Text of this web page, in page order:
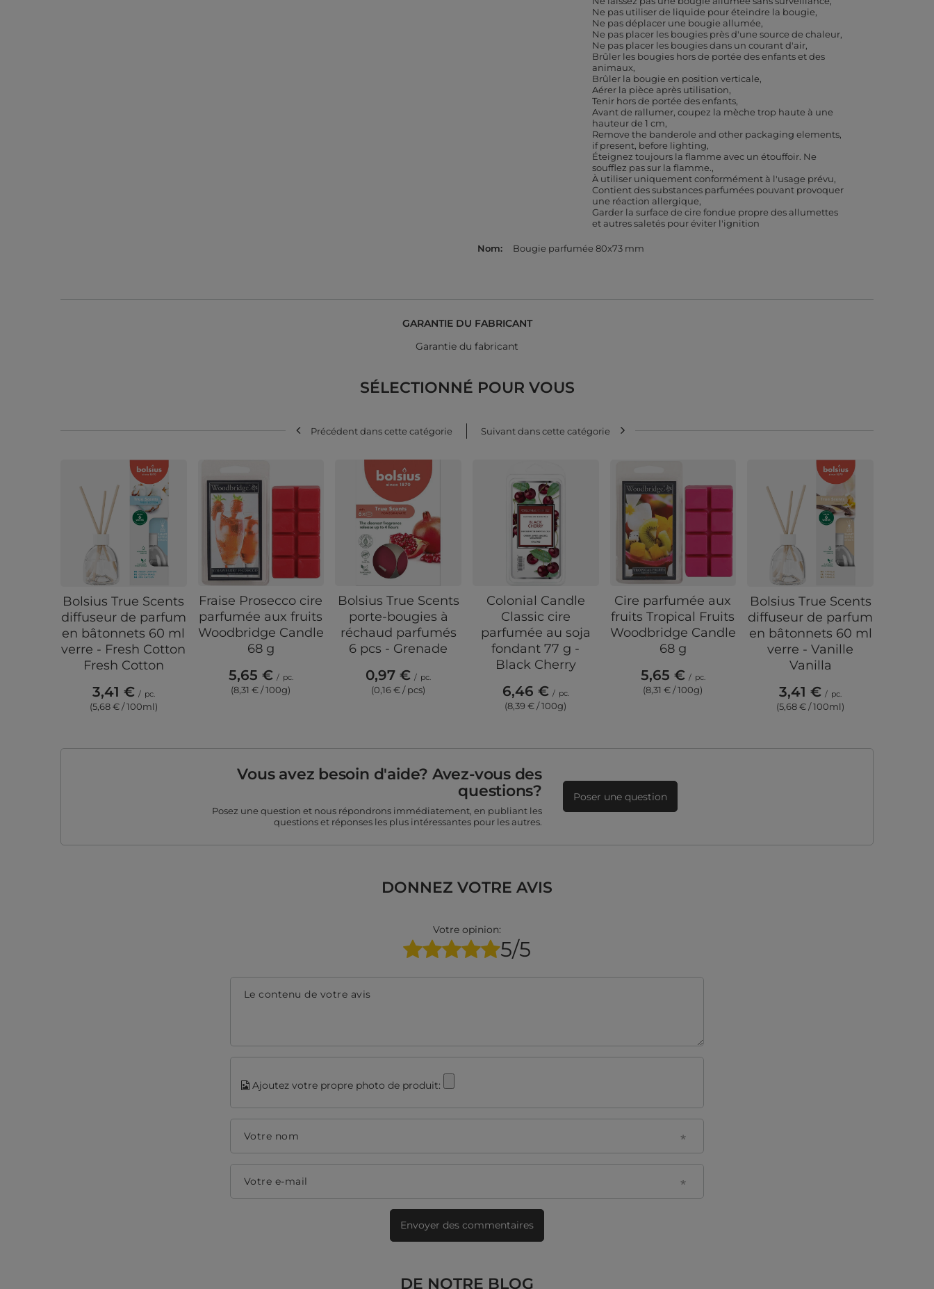
Ne pas utiliser de liquide pour éteindre la bougie
Ne pas déplacer une bougie allumée
Ne pas placer les bougies près d'une source de chaleur
Ne pas placer les bougies dans un courant d'air
Brûler les bougies hors de portée des enfants et des
animaux
Brûler la bougie en position verticale
Aérer la pièce après utilisation
Tenir hors de portée des enfants
Avant de rallumer, coupez la mèche trop haute à une
hauteur de 1 cm
Remove the banderole and other packaging elements,
if present, before lighting
Éteignez toujours la flamme avec un étouffoir. Ne
soufflez pas sur la flamme.
À utiliser uniquement conformément à l'usage prévu
Contient des substances parfumées pouvant provoquer
une réaction allergique
Garder la surface de cire fondue propre des allumettes
et autres saletés pour éviter l'ignition
Nom Bougie parfumée 80x73 mm
GARANTIE DU FABRICANT
Garantie du fabricant
SÉLECTIONNÉ POUR VOUS
Précédent dans cette catégorie Suivant dans cette catégorie
Bolsius True Scents
diffuseur de parfum
en bâtonnets 60 ml
verre - Fresh Cotton
Fresh Cotton
3,41 € / pc.
(5,68 € / 100ml)
Fraise Prosecco cire
parfumée aux fruits
Woodbridge Candle
68 g
5,65 € / pc.
(8,31 € / 100g)
Bolsius True Scents
porte-bougies à
réchaud parfumés
6 pcs - Grenade
0,97 € / pc.
(0,16 € / pcs)
Colonial Candle
Classic cire
parfumée au soja
fondant 77 g -
Black Cherry
6,46 € / pc.
(8,39 € / 100g)
Cire parfumée aux
fruits Tropical Fruits
Woodbridge Candle
68 g
5,65 € / pc.
(8,31 € / 100g)
Bolsius True Scents
diffuseur de parfum
en bâtonnets 60 ml
verre - Vanille
Vanilla
3,41 € / pc.
(5,68 € / 100ml)
Vous avez besoin d'aide? Avez-vous des
questions?
Posez une question et nous répondrons immédiatement, en publiant les
questions et réponses les plus intéressantes pour les autres.
Poser une question
DONNEZ VOTRE AVIS
Votre opinion:
5/5
Le contenu de votre avis
Ajoutez votre propre photo de produit:
Votre nom
Votre e-mail
Envoyer des commentaires
DE NOTRE BLOG